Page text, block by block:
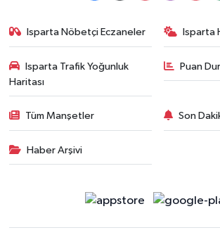
Isparta Nöbetçi Eczaneler Isparta
Isparta Trafik Yoğunluk
Haritası
Puan
Tüm Manşetler Son
Haber Arşivi